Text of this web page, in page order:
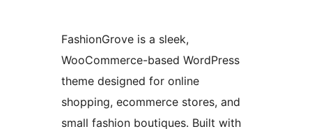
FashionGrove is a sleek,
WooCommerce-based WordPress
theme designed for online
shopping, ecommerce stores, and
small fashion boutiques. Built with